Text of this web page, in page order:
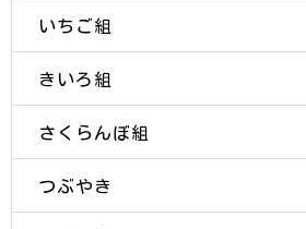
いちご組
きいろ組
さくらんぼ組
つぶやき